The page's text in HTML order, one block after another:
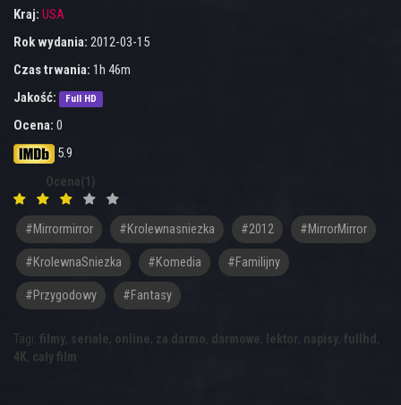
Kraj: USA
Rok wydania: 2012-03-15
Czas trwania: 1h 46m
Jakość:
Full HD
Ocena: 0
5.9
Ocena(1)
#mirrormirror #krolewnasniezka #2012 #MirrorMirror
#KrolewnaSniezka #komedia #familijny
#przygodowy #fantasy
Tagi: filmy, seriale, online, za darmo, darmowe, lektor, napisy, fullhd ,
4K, cały film